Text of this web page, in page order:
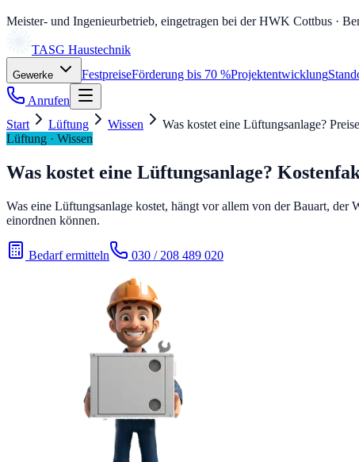
Meister- und Ingenieurbetrieb, eingetragen bei der HWK Cottbus ·
TASG Haustechnik
Gewerke FestpreiseFörderung bis 70 %Projektentwicklung
Anrufen
Start
Lüftung Wissen
Was kostet eine Lüftungsanlage?
Lüftung · Wissen
Was kostet eine Lüftungsanlage?
Was eine Lüftungsanlage kostet, hängt vor allem von der Bauart,
einordnen können.
Bedarf ermitteln 030 / 208 489 020